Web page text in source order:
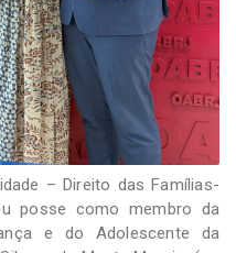
– Direito das Famílias-
posse como membro da
e do Adolescente da